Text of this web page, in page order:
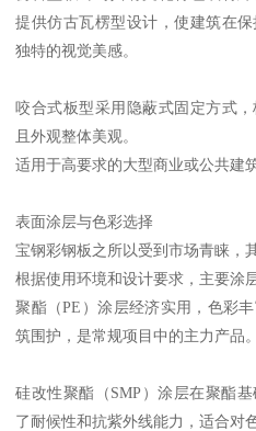
提供仿古瓦楞型设计，使建筑在
独特的视觉美感。
咬合式板型采用隐蔽式固定方式
且外观整体美观。
适用于高要求的大型商业或公共建
表面涂层与色彩选择
宝钢彩钢板之所以受到市场青睐，
根据使用环境和设计要求，主要涂
聚酯（PE）涂层经济实用，色彩
筑围护，是常规项目中的主力产品。
硅改性聚酯（SMP）涂层在聚酯
了耐候性和抗紫外线能力，适合对